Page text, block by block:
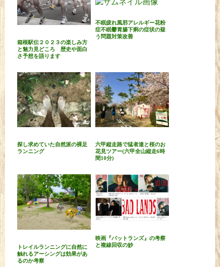
箱根駅伝２０２３の楽しみ方
と魅力見どころ 歴史や面白
さ予想を語ります
不眠疲れ風邪アレルギー花粉
症不眠鬱胃腸下痢の症状の疑
う問題対策改善
探し求めていた自然派の裸足
ランニング
六甲縦走路で猛者達と桜のお
花見ツアー(六甲全山縦走6時
間10分)
トレイルランニングに自然に
触れるアーシングは効果があ
るのか考察
映画『バットランズ』の考察
と複線回収の妙